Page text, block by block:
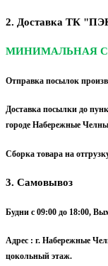
2. Доставка ТК
МИНИМАЛЬНАЯ
Отправка посылок
Доставка посылки до
городе Набережные
Сборка товара на
3. Самовывоз
Будни с 09:00 до 18:00,
Адрес : г. Набережные
цокольный этаж.